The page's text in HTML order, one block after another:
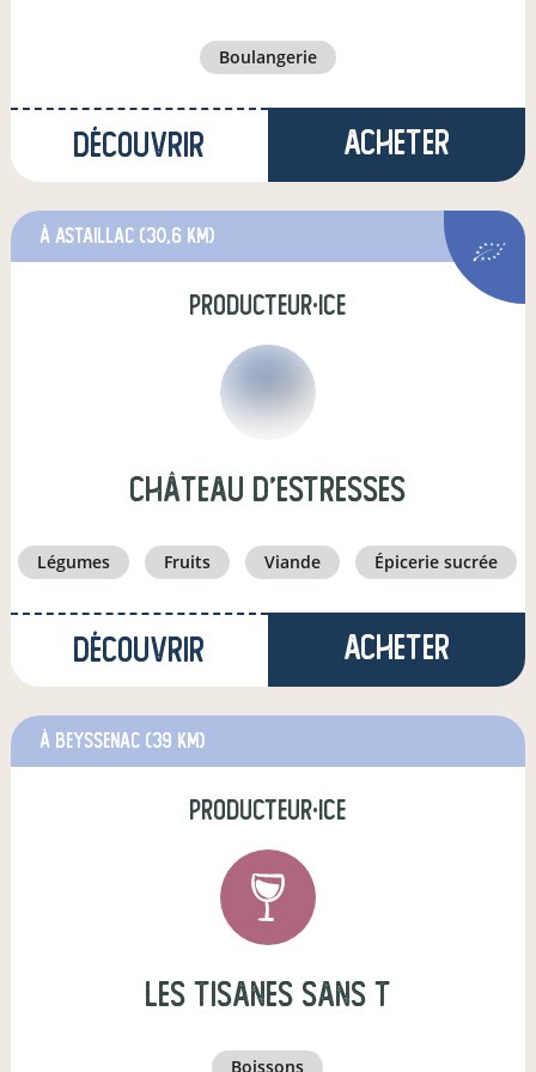
boulangerie
Découvrir Acheter
à Astaillac (30,6 km)
producteur·ice
Château d'Estresses
légumes fruits viande épicerie sucrée
Découvrir Acheter
à Beyssenac (39 km)
producteur·ice
Les tisanes sans T
boissons